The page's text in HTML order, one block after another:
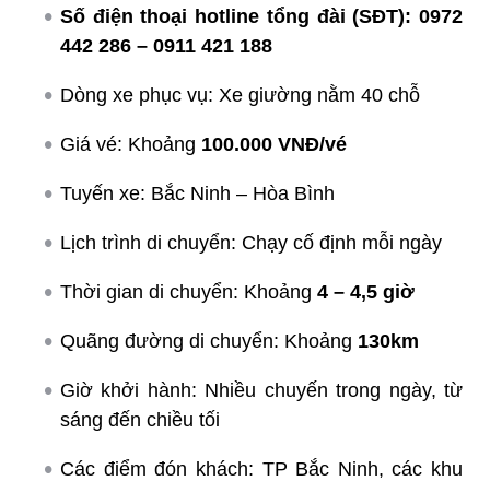
Số điện thoại hotline tổng đài (SĐT): 0972
442 286 – 0911 421 188
Dòng xe phục vụ: Xe giường nằm 40 chỗ
Giá vé: Khoảng 100.000 VNĐ/vé
Tuyến xe: Bắc Ninh – Hòa Bình
Lịch trình di chuyển: Chạy cố định mỗi ngày
Thời gian di chuyển: Khoảng 4 – 4,5 giờ
Quãng đường di chuyển: Khoảng 130km
Giờ khởi hành: Nhiều chuyến trong ngày, từ
sáng đến chiều tối
Các điểm đón khách: TP Bắc Ninh, các khu